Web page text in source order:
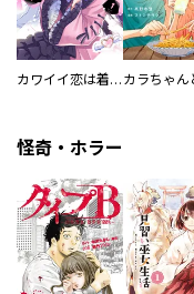
カワイイ恋は着飾らない
怪奇・ホラー